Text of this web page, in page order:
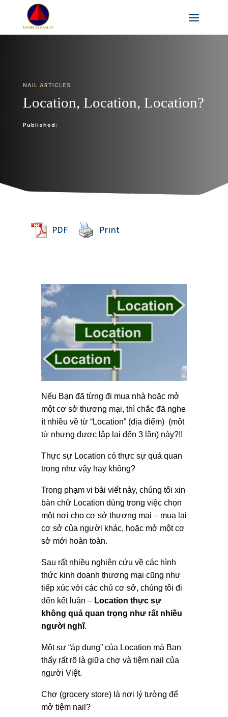
NAIL ARTICLES
Location, Location, Location?
Published:
PDF Print
Nếu Bạn đã từng đi mua nhà hoặc mở
một cơ sở thương mại, thì chắc đã nghe
ít nhiều về từ “Location” (địa điểm) (một
từ nhưng được lập lại đến 3 lần) này?!!
Thực sự Location có thực sự quá quan
trọng như vậy hay không?
Trong phạm vi bài viết này, chúng tôi xin
bàn chữ Location dùng trong việc chọn
một nơi cho cơ sở thương mại – mua lại
cơ sở của người khác, hoặc mở một cơ
sở mới hoàn toàn.
Sau rất nhiều nghiên cứu về các hình
thức kinh doanh thương mại cũng như
tiếp xúc với các chủ cơ sở, chúng tôi đi
đến kết luận – Location thực sự
không quá quan trọng như rất nhiều
người nghĩ.
Một sự “áp dụng” của Location mà Bạn
thấy rất rõ là giữa chợ và tiệm nail của
người Việt.
Chợ (grocery store) là nơi lý tưởng để
mở tiệm nail?